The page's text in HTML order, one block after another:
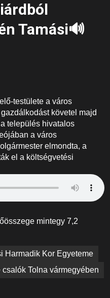
Tamási🔊
testülete a város
követel majd
település hivatalos
a város
elmondta, a
el a költségvetési
mintegy 7,2
Harmadik Kor Egyeteme
Tolna vármegyében